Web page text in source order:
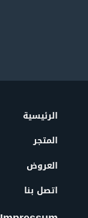
الرئيسية
المتجر
العروض
اتصل بنا